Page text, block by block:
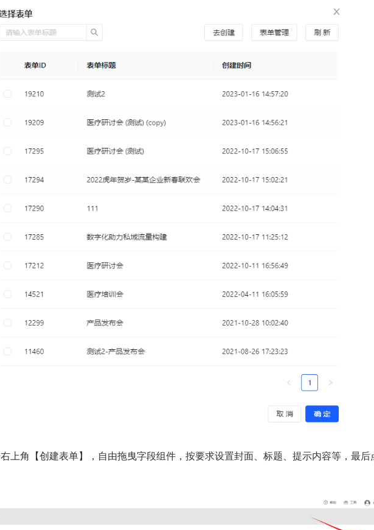
上角【创建表单】，自由拖曳字段组件，按要求设置封面、标题、提示内容等，最后